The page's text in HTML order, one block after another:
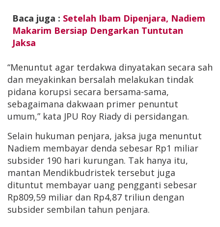
Baca juga : Setelah Ibam Dipenjara, Nadiem
Makarim Bersiap Dengarkan Tuntutan
Jaksa
“Menuntut agar terdakwa dinyatakan secara sah
dan meyakinkan bersalah melakukan tindak
pidana korupsi secara bersama-sama,
sebagaimana dakwaan primer penuntut
umum,” kata JPU Roy Riady di persidangan.
Selain hukuman penjara, jaksa juga menuntut
Nadiem membayar denda sebesar Rp1 miliar
subsider 190 hari kurungan. Tak hanya itu,
mantan Mendikbudristek tersebut juga
dituntut membayar uang pengganti sebesar
Rp809,59 miliar dan Rp4,87 triliun dengan
subsider sembilan tahun penjara.